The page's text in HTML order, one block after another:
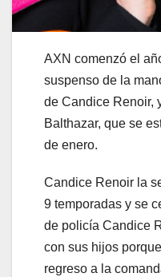
AXN comenzó el
suspenso de la
de Candice Renoir,
Balthazar, que se
de enero.
Candice Renoir la
9 temporadas y se
de policía Candice
con sus hijos
regreso a la